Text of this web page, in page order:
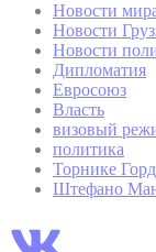
Новости
Новости
Новости
Дипломатия
Евросоюз
Власть
визовый
политика
Торнике
Штефано